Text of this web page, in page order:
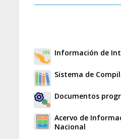
Información de
Sistema de
Documentos
Acervo de
Nacional